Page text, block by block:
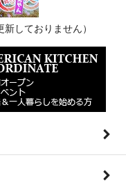
しておりません）